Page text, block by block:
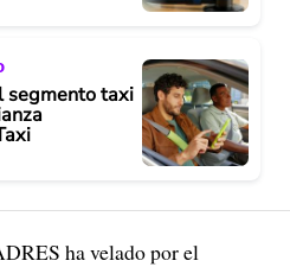
segmento taxi
ha velado por el